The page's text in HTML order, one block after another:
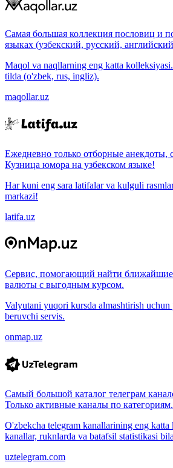
Самая большая коллекция пословиц и
языках (узбекский, русский,
Maqol va naqllarning eng katta
tilda (o'zbek, rus, ingliz).
maqollar.uz
Ежедневно только отборные анекдоты,
Кузница юмора на узбекском языке!
Har kuni eng sara latifalar va kulguli
markazi!
latifa.uz
Сервис, помогающий найти
валюты с выгодным курсом.
Valyutani yuqori kursda almashtirish
beruvchi servis.
onmap.uz
Самый большой каталог телеграм
Только активные каналы по категориям.
O'zbekcha telegram kanallarining eng katta
kanallar, ruknlarda va batafsil statistikasi
uztelegram.com